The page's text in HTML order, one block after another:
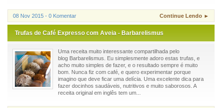
08 Nov 2015 - 0 Komentar Continue Lendo ►
Trufas de Café Expresso com Aveia - Barbarelismus
Uma receita muito interessante compartilhada pelo
blog Barbarelismus. Eu simplesmente adoro estas trufas, e
acho muito simples de fazer, e o resultado sempre é muito
bom. Nunca fiz com café, e quero experimentar porque
imagino que deve ficar uma delícia. Uma excelente dica para
fazer docinhos saudáveis, nutritivos e muito saborosos. A
receita original em inglês tem um...